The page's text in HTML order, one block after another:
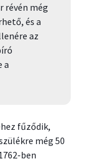
révén még
és a
az
a
fűződik,
még 50
ben